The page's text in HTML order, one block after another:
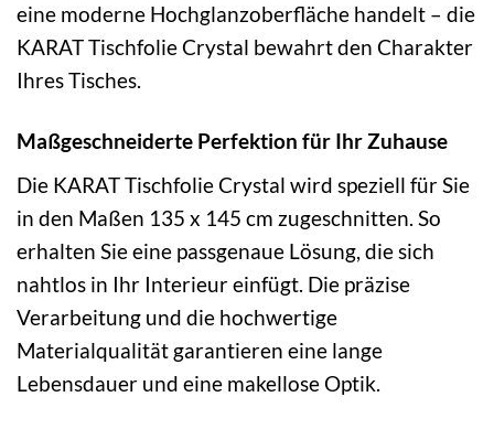
eine moderne Hochglanzoberfläche handelt – die
KARAT Tischfolie Crystal bewahrt den Charakter
Ihres Tisches.
Maßgeschneiderte Perfektion für Ihr Zuhause
Die KARAT Tischfolie Crystal wird speziell für Sie
in den Maßen 135 x 145 cm zugeschnitten. So
erhalten Sie eine passgenaue Lösung, die sich
nahtlos in Ihr Interieur einfügt. Die präzise
Verarbeitung und die hochwertige
Materialqualität garantieren eine lange
Lebensdauer und eine makellose Optik.